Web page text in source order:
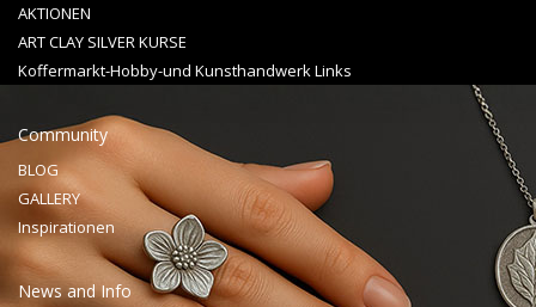
AKTIONEN
ART CLAY SILVER KURSE
Koffermarkt-Hobby-und Kunsthandwerk Links
Community
BLOG
GALLERY
Inspirationen
News and Info